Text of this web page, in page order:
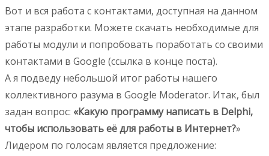
Вот и вся работа с контактами, доступная на данном
этапе разработки. Можете скачать необходимые для
работы модули и попробовать поработать со своими
контактами в Google (ссылка в конце поста).
А я подведу небольшой итог работы нашего
коллективного разума в Google Moderator. Итак, был
задан вопрос: «Какую программу написать в Delphi,
чтобы использовать её для работы в Интернет?»
Лидером по голосам является предложение: